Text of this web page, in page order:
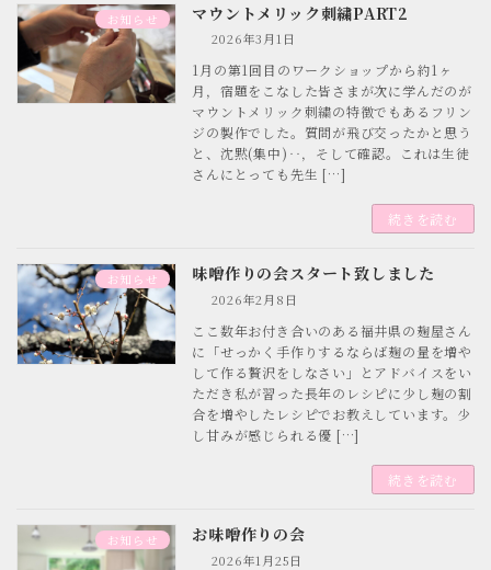
お知らせ マウントメリック刺繍PART2
2026年3月1日
1月の第1回目のワークショップから約1ヶ
月，宿題をこなした皆さまが次に学んだのが
マウントメリック刺繍の特徴でもあるフリン
ジの製作でした。質問が飛び交ったかと思う
と、沈黙(集中)‥，そして確認。これは生徒
さんにとっても先生 […]
続きを読む
お知らせ 味噌作りの会スタート致しました
2026年2月8日
ここ数年お付き合いのある福井県の麹屋さん
に「せっかく手作りするならば麹の量を増や
して作る贅沢をしなさい」とアドバイスをい
ただき私が習った長年のレシピに少し麹の割
合を増やしたレシピでお教えしています。少
し甘みが感じられる優 […]
続きを読む
お知らせ お味噌作りの会
2026年1月25日